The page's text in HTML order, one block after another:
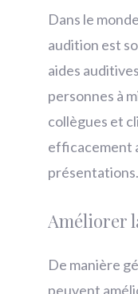
Dans le
audition est
aides
personnes à
collègues et
efficacement
présentations.
Améliorer
De manière
peuvent